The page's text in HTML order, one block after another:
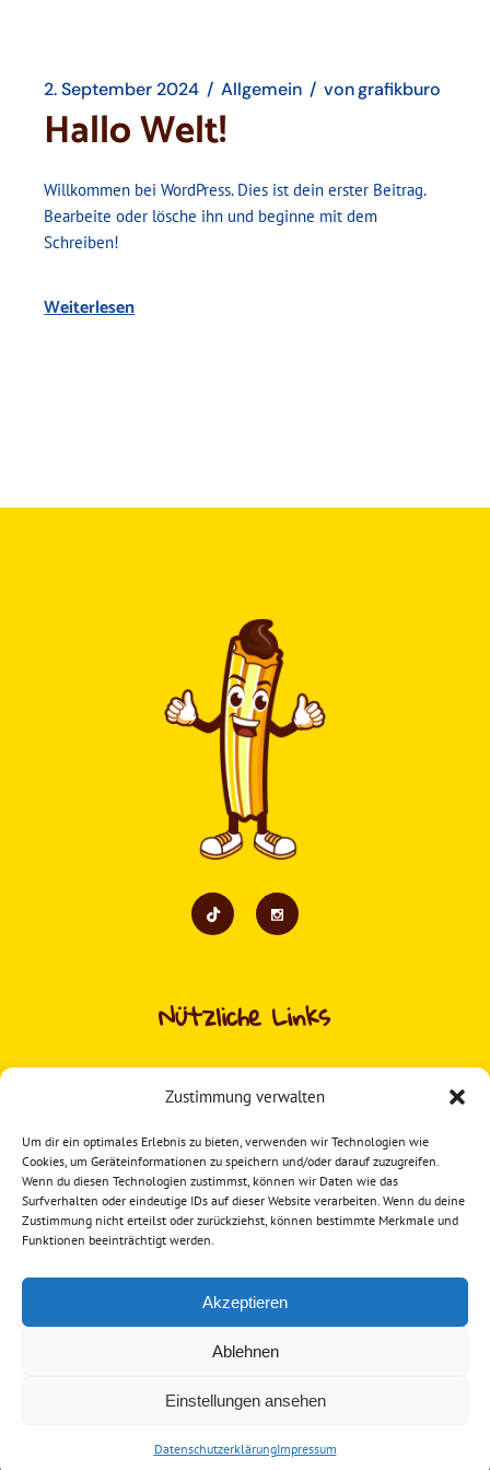
Zustimmung verwalten
Um dir ein optimales Erlebnis zu bieten, verwenden wir Technologien wie
Cookies, um Geräteinformationen zu speichern und/oder darauf zuzugreifen.
Wenn du diesen Technologien zustimmst, können wir Daten wie das
Surfverhalten oder eindeutige IDs auf dieser Website verarbeiten. Wenn du deine
Zustimmung nicht erteilst oder zurückziehst, können bestimmte Merkmale und
Funktionen beeinträchtigt werden.
Akzeptieren
Ablehnen
Einstellungen ansehen
DatenschutzerklärungImpressum
2. September 2024 Allgemein vongrafikburo
Hallo Welt!
Willkommen bei WordPress. Dies ist dein erster Beitrag.
Bearbeite oder lösche ihn und beginne mit dem
Schreiben!
Weiterlesen
Nützliche Links
Kontakt
Sofort loslegen
Datenschutzerklärung
Impressum
Instagram
Grafikburo All Rights Reserved